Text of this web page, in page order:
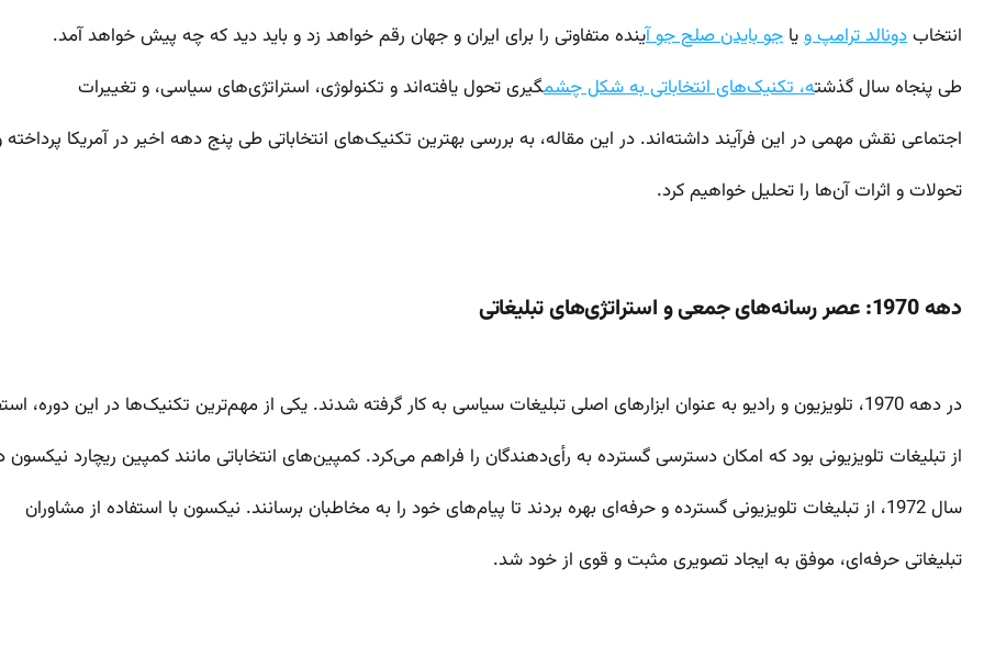
انتخابدونالد ترامپ ویا جو بایدن صلح جو آینده متفاوتی را برای ایران و جهان رقم خواهد زد و باید دید که چه پیش خواهد آمد.
طی پنجاه سال گذشته، تکنیک‌های انتخاباتی به شکل چشمگیری تحول یافته‌اند و تکنولوژی، استراتژی‌های سیاسی، و تغییرات
اجتماعی نقش مهمی در این فرآیند داشته‌اند. در این مقاله، به بررسی بهترین تکنیک‌های انتخاباتی طی پنج دهه اخیر در آمریکا پرداخته
تحولات و اثرات آن‌ها را تحلیل خواهیم کرد.
دهه 1970: عصر رسانه‌های جمعی و استراتژی‌های تبلیغاتی
در دهه 1970، تلویزیون و رادیو به عنوان ابزارهای اصلی تبلیغات سیاسی به کار گرفته شدند. یکی از مهم‌ترین تکنیک‌ها در این دوره، استفاده
از تبلیغات تلویزیونی بود که امکان دسترسی گسترده به رأی‌دهندگان را فراهم می‌کرد. کمپین‌های انتخاباتی مانند کمپین ریچارد نیکسون
سال 1972، از تبلیغات تلویزیونی گسترده و حرفه‌ای بهره بردند تا پیام‌های خود را به مخاطبان برسانند. نیکسون با استفاده از مشاوران
تبلیغاتی حرفه‌ای، موفق به ایجاد تصویری مثبت و قوی از خود شد.